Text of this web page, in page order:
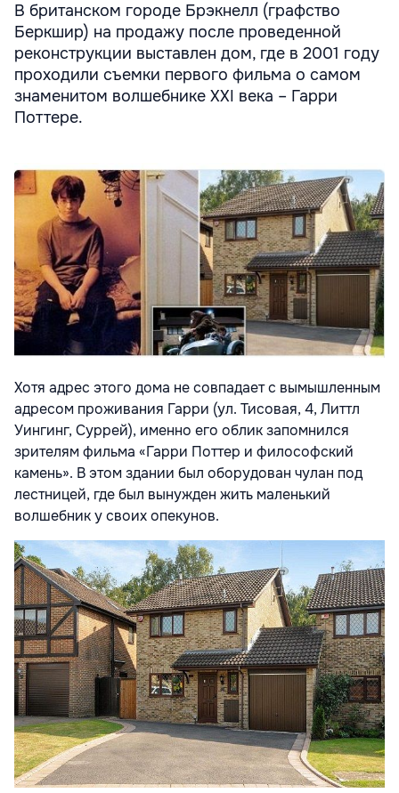
В британском городе Брэкнелл (графство
Беркшир) на продажу после проведенной
реконструкции выставлен дом, где в 2001 году
проходили съемки первого фильма о самом
знаменитом волшебнике XXI века – Гарри
Поттере.
Хотя адрес этого дома не совпадает с вымышленным
адресом проживания Гарри (ул. Тисовая, 4, Литтл
Уингинг, Суррей), именно его облик запомнился
зрителям фильма «Гарри Поттер и философский
камень». В этом здании был оборудован чулан под
лестницей, где был вынужден жить маленький
волшебник у своих опекунов.